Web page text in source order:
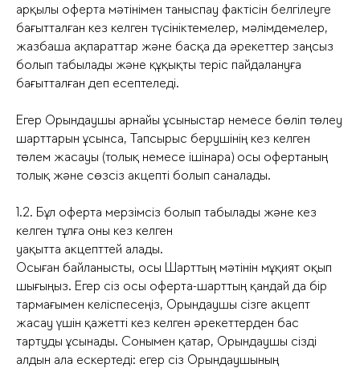
арқылы оферта мәтінімен таныспау фактісін белгілеуге
бағытталған кез келген түсініктемелер, мәлімдемелер,
жазбаша ақпараттар және басқа да әрекеттер заңсыз
болып табылады және құқықты теріс пайдалануға
бағытталған деп есептеледі.
Егер Орындаушы арнайы ұсыныстар немесе бөліп төлеу
шарттарын ұсынса, Тапсырыс берушінің кез келген
төлем жасауы (толық немесе ішінара) осы офертаның
толық және сөзсіз акцепті болып саналады.
1.2. Бұл оферта мерзімсіз болып табылады және кез
келген тұлға оны кез келген
уақытта акцепттей алады.
Осыған байланысты, осы Шарттың мәтінін мұқият оқып
шығыңыз. Егер сіз осы оферта-шарттың қандай да бір
тармағымен келіспесеңіз, Орындаушы сізге акцепт
жасау үшін қажетті кез келген әрекеттерден бас
тартуды ұсынады. Сонымен қатар, Орындаушы сізді
алдын ала ескертеді: егер сіз Орындаушының